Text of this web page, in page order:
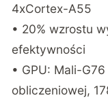
4xCortex-A55
• 20% wzrostu
efektywności
• GPU: Mali-
obliczeniowej,